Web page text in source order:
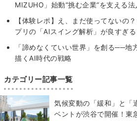
MIZUHO」始動“挑む企業”を支える
【体験レポ】え、まだ使ってないの
プリの「AIスイング解析」が良すぎる
「諦めなくていい世界」を創る──地
描くAI時代の戦略
カテゴリー記事一覧
気候変動の「緩和」と「
ベントが渋谷で開催！東